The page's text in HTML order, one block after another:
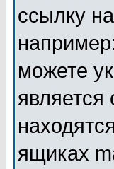
ссылку
можете
ящиках